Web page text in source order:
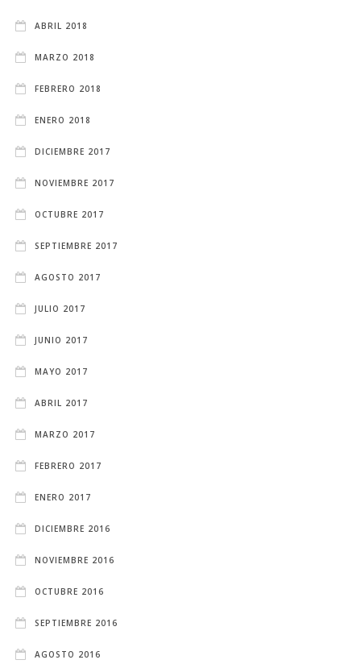
ABRIL 2018
MARZO 2018
FEBRERO 2018
ENERO 2018
DICIEMBRE 2017
NOVIEMBRE 2017
OCTUBRE 2017
SEPTIEMBRE 2017
AGOSTO 2017
JULIO 2017
JUNIO 2017
MAYO 2017
ABRIL 2017
MARZO 2017
FEBRERO 2017
ENERO 2017
DICIEMBRE 2016
NOVIEMBRE 2016
OCTUBRE 2016
SEPTIEMBRE 2016
AGOSTO 2016